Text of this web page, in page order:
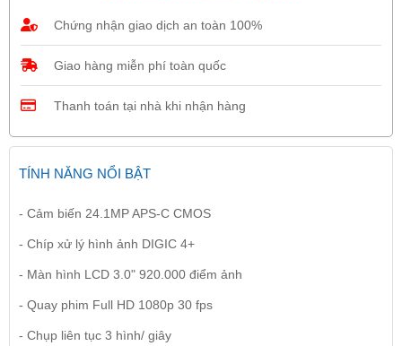
Chứng nhận giao dịch an toàn 100%
Giao hàng miễn phí toàn quốc
Thanh toán tại nhà khi nhận hàng
TÍNH NĂNG NỔI BẬT
- Cảm biến 24.1MP APS-C CMOS
- Chíp xử lý hình ảnh DIGIC 4+
- Màn hình LCD 3.0" 920.000 điểm ảnh
- Quay phim Full HD 1080p 30 fps
- Chụp liên tục 3 hình/ giây